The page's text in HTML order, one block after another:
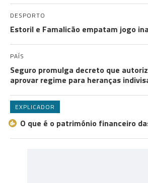
DESPORTO
Estoril e Famalicão empatam jogo
PAÍS
Seguro promulga decreto que
aprovar regime para heranças
EXPLICADOR
O que é o património financeiro